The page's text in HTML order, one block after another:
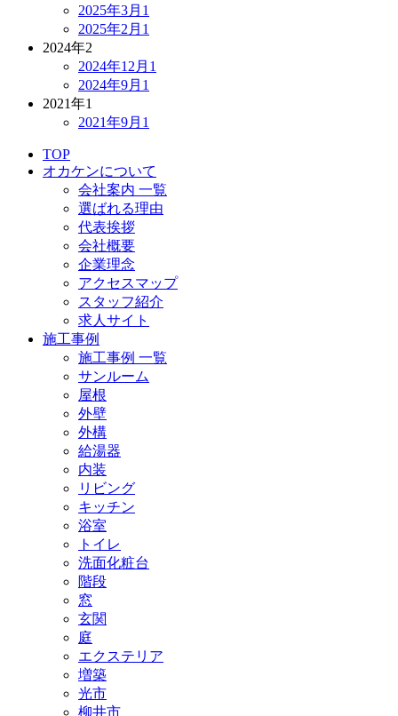
2025年3月 1
2025年2月 1
2024年2
2024年12月 1
2024年9月 1
2021年1
2021年9月 1
TOP
オカケンについて
会社案内 一覧
選ばれる理由
代表挨拶
会社概要
企業理念
アクセスマップ
スタッフ紹介
求人サイト
施工事例
施工事例 一覧
サンルーム
屋根
外壁
外構
給湯器
内装
リビング
キッチン
浴室
トイレ
洗面化粧台
階段
窓
玄関
庭
エクステリア
増築
光市
柳井市